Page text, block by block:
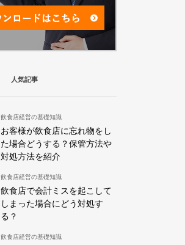
人気記事
飲食店経営の基礎知識
お客様が飲食店に忘れ物をし
た場合どうする？保管方法や
対処方法を紹介
飲食店経営の基礎知識
飲食店で会計ミスを起こして
しまった場合にどう対処す
る？
飲食店経営の基礎知識